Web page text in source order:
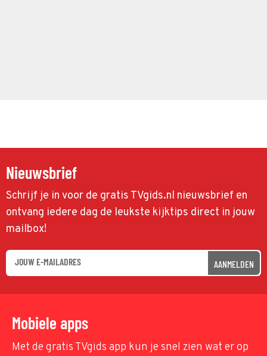
Nieuwsbrief
Schrijf je in voor de gratis TVgids.nl nieuwsbrief en
ontvang iedere dag de leukste kijktips direct in jouw
mailbox!
AANMELDEN
Mobiele apps
Met de gratis TVgids app kun je snel zien wat er op